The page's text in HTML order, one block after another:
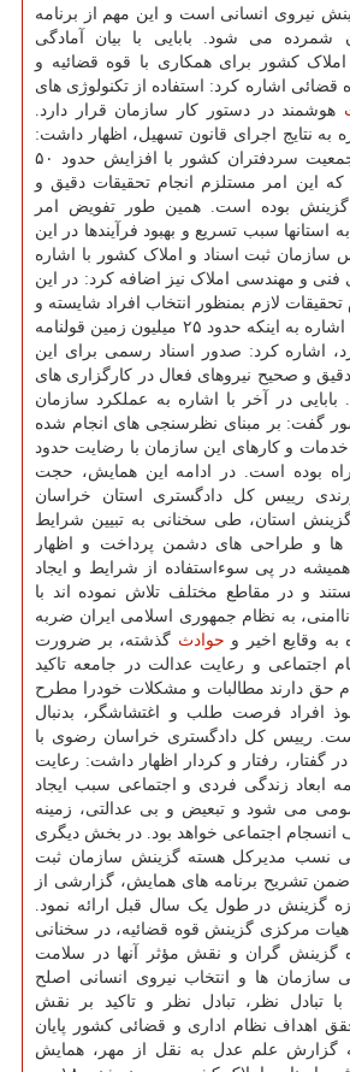
نیروی انسانی است و این مهم از برنامه
شمرده می شود. بابایی با بیان آمادگی
کشور برای همکاری با قوه قضائیه و
اشاره کرد: استفاده از تکنولوژی های
هوشمند در دستور کار سازمان قرار دارد.
به نتایج اجرای قانون تسهیل، اظهار داشت:
با اجرای این قانون، جمعیت سردفتران کشور با افزایش حدود ۵۰
این امر مستلزم انجام تحقیقات دقیق و
بوده است. همین طور تفویض امر
سبب تسریع و بهبود فرآیندها در این
ثبت اسناد و املاک کشور با اشاره
فنی و مهندسی املاک نیز اضافه کرد: در این
لازم بمنظور انتخاب افراد شایسته و
صالح وجود دارد. وی با اشاره به اینکه حدود ۲۵ میلیون زمین قولنامه
اشاره کرد: صدور اسناد رسمی برای این
دقیق و صحیح نیروهای فعال در کارگزاری های
در آخر با اشاره به عملکرد سازمان
گفت: بر مبنای نظرسنجی های انجام شده
و کارهای این سازمان با رضایت حدود
بوده است. در ادامه این همایش، حجت
زرندی رییس کل دادگستری استان خراسان
استان، طی سخنانی به تبیین شرایط
ها و طراحی های دشمن پرداخت و اظهار
در پی سوءاستفاده از شرایط و ایجاد
و در مقاطع مختلف تلاش نموده اند با
به نظام جمهوری اسلامی ایران ضربه
به وقایع اخیر و حوادث گذشته، بر ضرورت
اجتماعی و رعایت عدالت در جامعه تاکید
حق دارند مطالبات و مشکلات خودرا مطرح
افراد فرصت طلب و اغتشاشگر، بدنبال
رییس کل دادگستری خراسان رضوی با
گفتار، رفتار و کردار اظهار داشت: رعایت
ابعاد زندگی فردی و اجتماعی سبب ایجاد
می شود و تبعیض و بی عدالتی، زمینه
انسجام اجتماعی خواهد بود. در بخش دیگری
نسب مدیرکل هسته گزینش سازمان ثبت
ضمن تشریح برنامه های همایش، گزارشی از
گزینش در طول یک سال قبل ارائه نمود.
مرکزی گزینش قوه قضائیه، در سخنانی
گزینش گران و نقش مؤثر آنها در سلامت
سازمان ها و انتخاب نیروی انسانی اصلح
تبادل نظر، تبادل نظر و تاکید بر نقش
اهداف نظام اداری و قضائی کشور پایان
گزارش علم عدل به نقل از مهر، همایش